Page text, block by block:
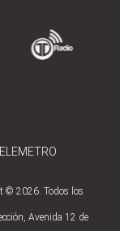
© 2026. Todos los
Avenida 12 de